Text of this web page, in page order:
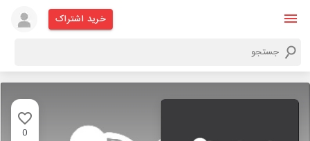
خرید اشتراک
0